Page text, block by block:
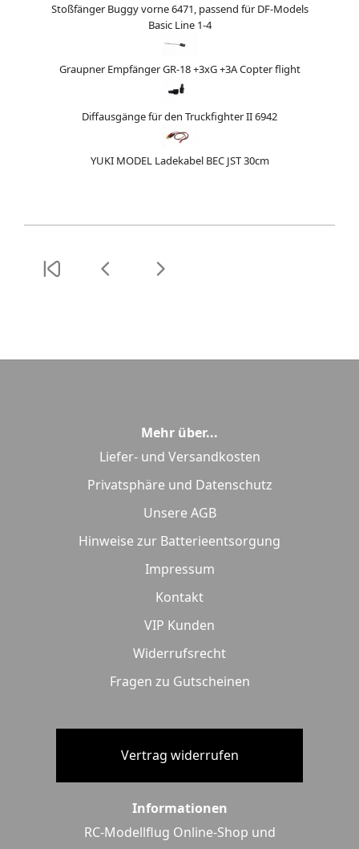
Stoßfänger Buggy vorne 6471, passend für DF-Models
Basic Line 1-4
Graupner Empfänger GR-18 +3xG +3A Copter flight
Diffausgänge für den Truckfighter II 6942
YUKI MODEL Ladekabel BEC JST 30cm
Mehr über...
Liefer- und Versandkosten
Privatsphäre und Datenschutz
Unsere AGB
Hinweise zur Batterieentsorgung
Impressum
Kontakt
VIP Kunden
Widerrufsrecht
Fragen zu Gutscheinen
Vertrag widerrufen
Informationen
RC-Modellflug Online-Shop und